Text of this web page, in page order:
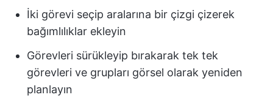
İki görevi seçip aralarına bir çizgi çizerek
bağımlılıklar ekleyin
Görevleri sürükleyip bırakarak tek tek
görevleri ve grupları görsel olarak yeniden
planlayın